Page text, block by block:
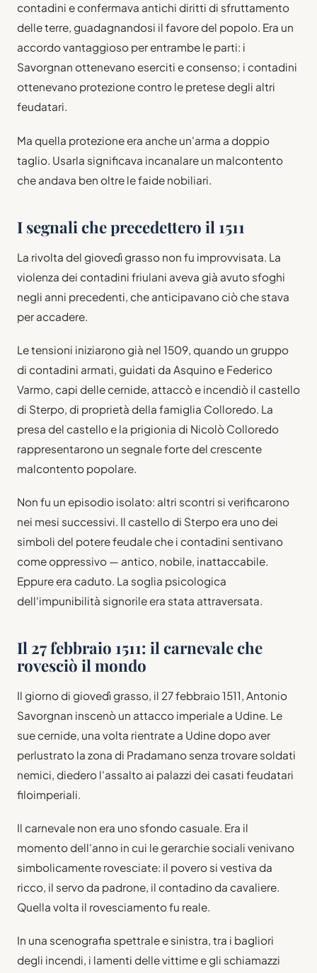
contadini e confermava antichi diritti di sfruttamento
delle terre, guadagnandosi il favore del popolo. Era un
accordo vantaggioso per entrambe le parti: i
Savorgnan ottenevano eserciti e consenso; i contadini
ottenevano protezione contro le pretese degli altri
feudatari.
Ma quella protezione era anche un'arma a doppio
taglio. Usarla significava incanalare un malcontento
che andava ben oltre le faide nobiliari.
I segnali che precedettero il 1511
La rivolta del giovedì grasso non fu improvvisata. La
violenza dei contadini friulani aveva già avuto sfoghi
negli anni precedenti, che anticipavano ciò che stava
per accadere.
Le tensioni iniziarono già nel 1509, quando un gruppo
di contadini armati, guidati da Asquino e Federico
Varmo, capi delle cernide, attaccò e incendiò il castello
di Sterpo, di proprietà della famiglia Colloredo. La
presa del castello e la prigionia di Nicolò Colloredo
rappresentarono un segnale forte del crescente
malcontento popolare.
Non fu un episodio isolato: altri scontri si verificarono
nei mesi successivi. Il castello di Sterpo era uno dei
simboli del potere feudale che i contadini sentivano
come oppressivo — antico, nobile, inattaccabile.
Eppure era caduto. La soglia psicologica
dell'impunibilità signorile era stata attraversata.
Il 27 febbraio 1511: il carnevale che
rovesciò il mondo
Il giorno di giovedì grasso, il 27 febbraio 1511, Antonio
Savorgnan inscenò un attacco imperiale a Udine. Le
sue cernide, una volta rientrate a Udine dopo aver
perlustrato la zona di Pradamano senza trovare soldati
nemici, diedero l'assalto ai palazzi dei casati feudatari
filoimperiali.
Il carnevale non era uno sfondo casuale. Era il
momento dell'anno in cui le gerarchie sociali venivano
simbolicamente rovesciate: il povero si vestiva da
ricco, il servo da padrone, il contadino da cavaliere.
Quella volta il rovesciamento fu reale.
In una scenografia spettrale e sinistra, tra i bagliori
degli incendi, i lamenti delle vittime e gli schiamazzi